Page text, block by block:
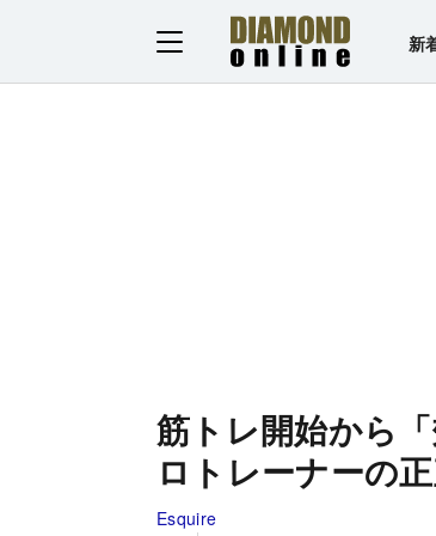
新
筋トレ開始から
ロトレーナーの
Esquire